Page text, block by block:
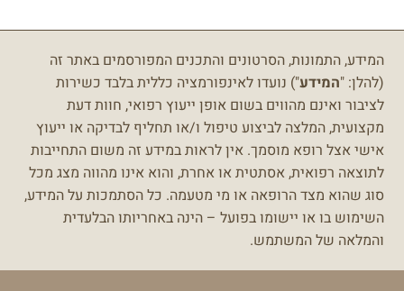
המידע, התמונות, הסרטונים והתכנים המפורסמים באתר זה
(להלן: "המידע") נועדו לאינפורמציה כללית בלבד כשירות
לציבור ואינם מהווים בשום אופן ייעוץ רפואי, חוות דעת
מקצועית, המלצה לביצוע טיפול ו/או תחליף לבדיקה או ייעוץ
אישי אצל רופא מוסמך. אין לראות במידע זה משום התחייבות
לתוצאה רפואית, אסתטית או אחרת, והוא אינו מהווה מצג מכל
סוג שהוא מצד הרופאה או מי מטעמה. כל הסתמכות על המידע,
השימוש בו או יישומו בפועל – הינה באחריותו הבלעדית
והמלאה של המשתמש.